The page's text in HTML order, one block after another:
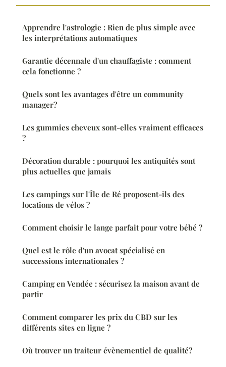
Apprendre l'astrologie : Rien de plus simple avec
les interprétations automatiques
Garantie décennale d'un chauffagiste : comment
cela fonctionne ?
Quels sont les avantages d'être un community
manager?
Les gummies cheveux sont-elles vraiment efficaces
?
Décoration durable : pourquoi les antiquités sont
plus actuelles que jamais
Les campings sur l'Île de Ré proposent-ils des
locations de vélos ?
Comment choisir le lange parfait pour votre bébé ?
Quel est le rôle d'un avocat spécialisé en
successions internationales ?
Camping en Vendée : sécurisez la maison avant de
partir
Comment comparer les prix du CBD sur les
différents sites en ligne ?
Où trouver un traiteur évènementiel de qualité?